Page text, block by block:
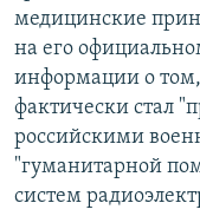
медицинские
на его
информации о
фактически стал
российскими
"гуманитарной
систем